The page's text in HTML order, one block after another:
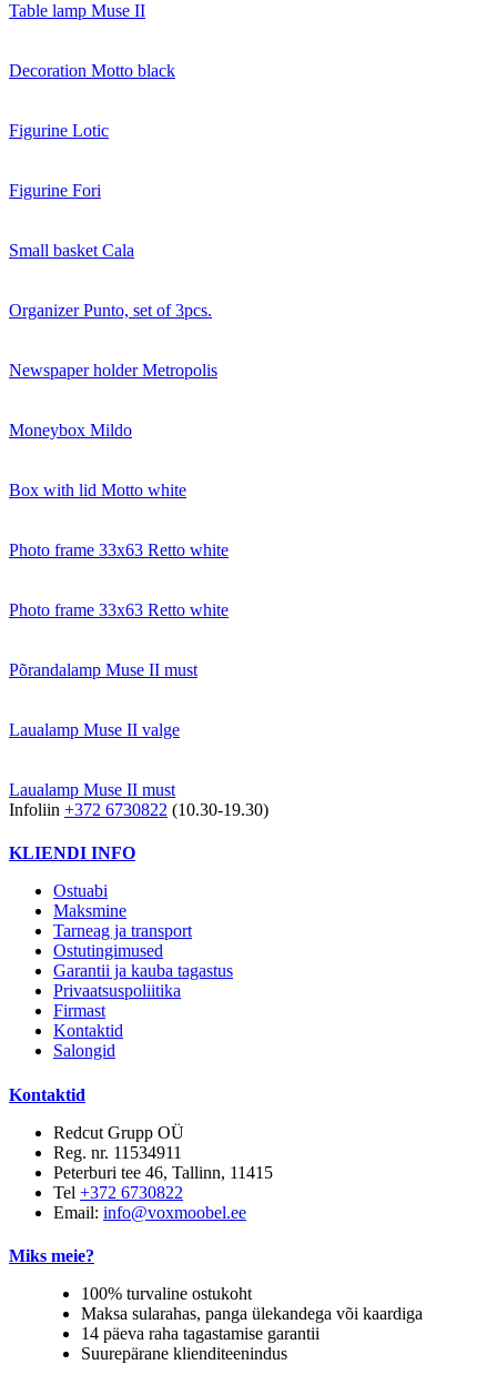
Table lamp Muse II
Decoration Motto black
Figurine Lotic
Figurine Fori
Small basket Cala
Organizer Punto, set of 3pcs.
Newspaper holder Metropolis
Moneybox Mildo
Box with lid Motto white
Photo frame 33x63 Retto white
Photo frame 33x63 Retto white
Põrandalamp Muse II must
Laualamp Muse II valge
Laualamp Muse II must
Infoliin +372 6730822 (10.30-19.30)
KLIENDI INFO
Ostuabi
Maksmine
Tarneag ja transport
Ostutingimused
Garantii ja kauba tagastus
Privaatsuspoliitika
Firmast
Kontaktid
Salongid
Kontaktid
Redcut Grupp OÜ
Reg. nr. 11534911
Peterburi tee 46, Tallinn, 11415
Tel +372 6730822
Email: info@voxmoobel.ee
Miks meie?
100% turvaline ostukoht
Maksa sularahas, panga ülekandega või kaardiga
14 päeva raha tagastamise garantii
Suurepärane klienditeenindus